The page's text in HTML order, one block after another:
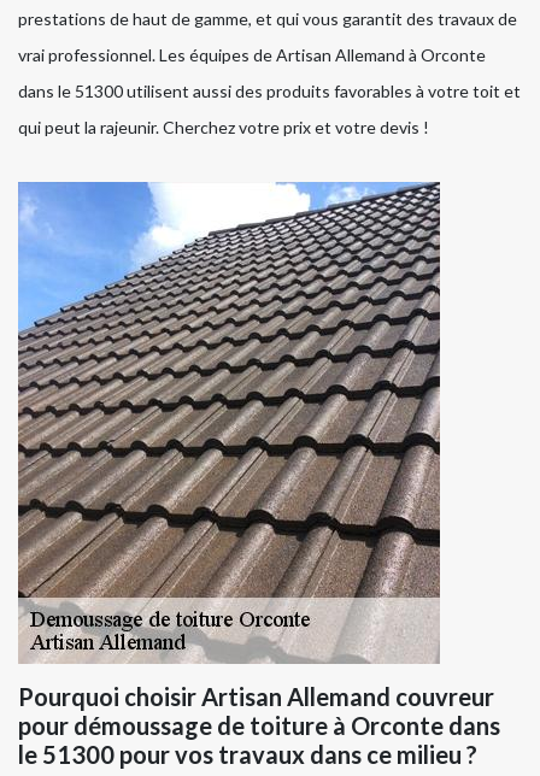
prestations de haut de gamme, et qui vous garantit des travaux de
vrai professionnel. Les équipes de Artisan Allemand à Orconte
dans le 51300 utilisent aussi des produits favorables à votre toit et
qui peut la rajeunir. Cherchez votre prix et votre devis !
Pourquoi choisir Artisan Allemand couvreur
pour démoussage de toiture à Orconte dans
le 51300 pour vos travaux dans ce milieu ?